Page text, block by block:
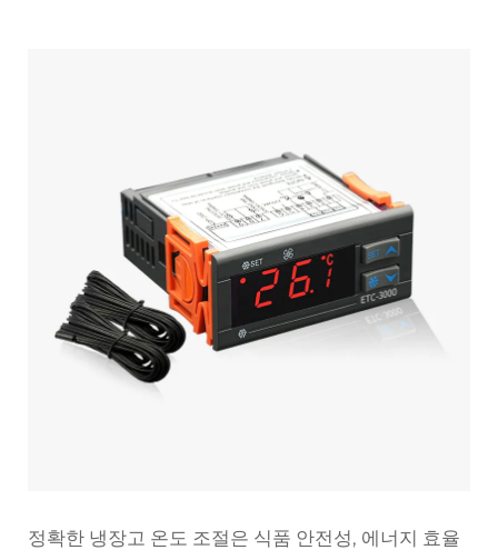
정확한 냉장고 온도 조절은 식품 안전성, 에너지 효율